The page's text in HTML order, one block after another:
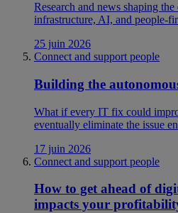
Research and news shaping
infrastructure, AI, and people-
25 juin 2026
Connect and support people
Building the
What if every IT fix could
eventually eliminate the issue
17 juin 2026
Connect and support people
How to get ahead of
impacts your